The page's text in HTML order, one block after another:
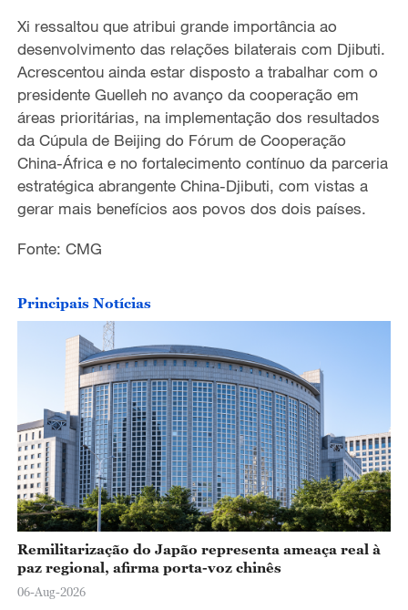
Xi ressaltou que atribui grande importância ao
desenvolvimento das relações bilaterais com Djibuti.
Acrescentou ainda estar disposto a trabalhar com o
presidente Guelleh no avanço da cooperação em
áreas prioritárias, na implementação dos resultados
da Cúpula de Beijing do Fórum de Cooperação
China-África e no fortalecimento contínuo da parceria
estratégica abrangente China-Djibuti, com vistas a
gerar mais benefícios aos povos dos dois países.
Fonte: CMG
Principais Notícias
Remilitarização do Japão representa ameaça real à
paz regional, afirma porta-voz chinês
06-Aug-2026